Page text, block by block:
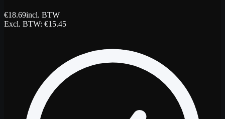
€18.69incl. BTW
Excl. BTW: €15.45